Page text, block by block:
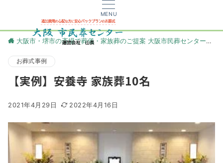
MENU
大阪市・堺市の斎場で葬儀・家族葬のご提案 大阪市民葬センター
お葬式事例
【実例】安養寺 家族葬10名
2021年4月29日 2022年4月16日